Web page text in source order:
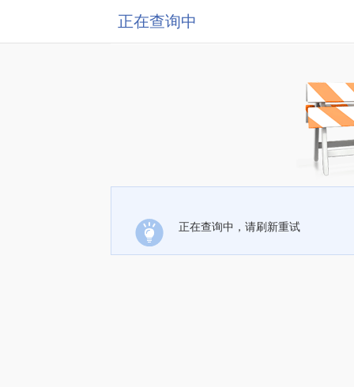
正在查询中
正在查询中，请刷新重试